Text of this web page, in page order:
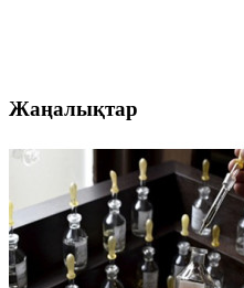
Жаңалықтар